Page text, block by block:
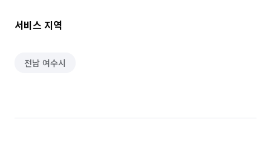
서비스 지역
전남 여수시